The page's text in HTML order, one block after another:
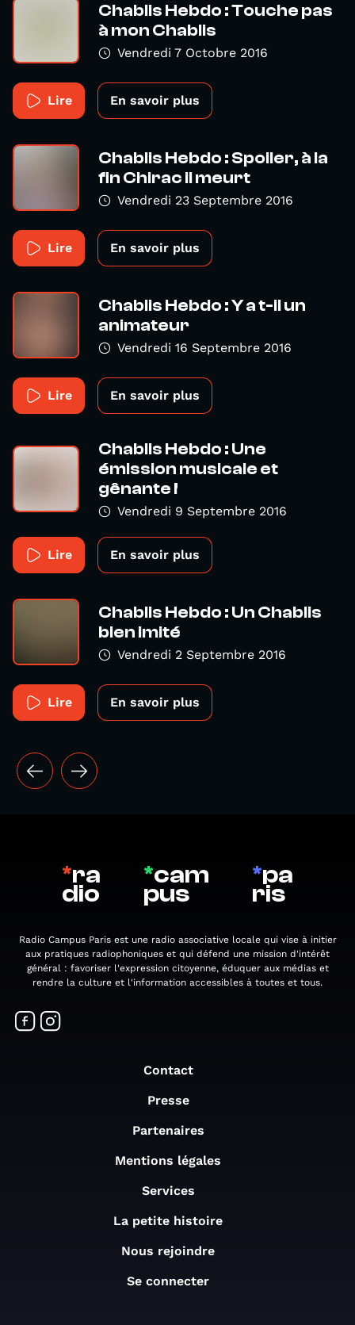
Chablis Hebdo : Touche pas
à mon Chablis
Vendredi 7 Octobre 2016
Lire En savoir plus
Chablis Hebdo : Spoiler, à la
fin Chirac il meurt
Vendredi 23 Septembre 2016
Lire En savoir plus
Chablis Hebdo : Y a t-il un
animateur
Vendredi 16 Septembre 2016
Lire En savoir plus
Chablis Hebdo : Une
émission musicale et
gênante !
Vendredi 9 Septembre 2016
Lire En savoir plus
Chablis Hebdo : Un Chablis
bien imité
Vendredi 2 Septembre 2016
Lire En savoir plus
*ra
dio
*cam
pus
*pa
ris
Radio Campus Paris est une radio associative locale qui vise à initier
aux pratiques radiophoniques et qui défend une mission d'intérêt
général : favoriser l'expression citoyenne, éduquer aux médias et
rendre la culture et l'information accessibles à toutes et tous.
Contact
Presse
Partenaires
Mentions légales
Services
La petite histoire
Nous rejoindre
Se connecter